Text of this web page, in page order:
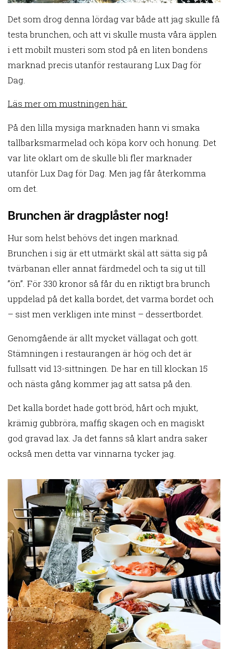
Det som drog denna lördag var både att jag skulle få
testa brunchen, och att vi skulle musta våra äpplen
i ett mobilt musteri som stod på en liten bondens
marknad precis utanför restaurang Lux Dag för
Dag.
Läs mer om mustningen här.
På den lilla mysiga marknaden hann vi smaka
tallbarksmarmelad och köpa korv och honung. Det
var lite oklart om de skulle bli fler marknader
utanför Lux Dag för Dag. Men jag får återkomma
om det.
Brunchen är dragplåster nog!
Hur som helst behövs det ingen marknad.
Brunchen i sig är ett utmärkt skäl att sätta sig på
tvärbanan eller annat färdmedel och ta sig ut till
”ön”. För 330 kronor så får du en riktigt bra brunch
uppdelad på det kalla bordet, det varma bordet och
– sist men verkligen inte minst – dessertbordet.
Genomgående är allt mycket vällagat och gott.
Stämningen i restaurangen är hög och det är
fullsatt vid 13-sittningen. De har en till klockan 15
och nästa gång kommer jag att satsa på den.
Det kalla bordet hade gott bröd, hårt och mjukt,
krämig gubbröra, maffig skagen och en magiskt
god gravad lax. Ja det fanns så klart andra saker
också men detta var vinnarna tycker jag.